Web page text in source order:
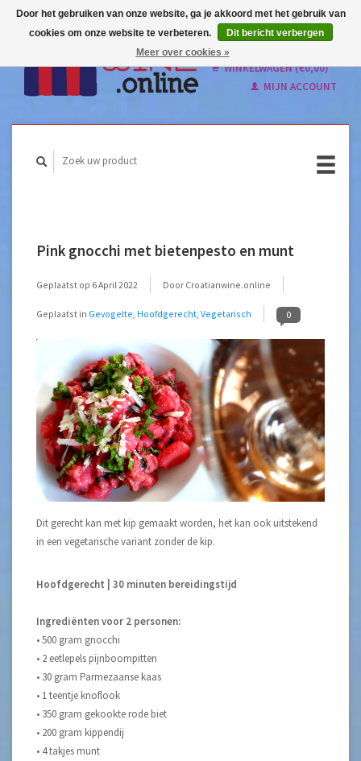
Nederlands
WINKELWAGEN (€0,00)
MIJN ACCOUNT
Pink gnocchi met bietenpesto en munt
Geplaatst op 6 April 2022 Door Croatianwine.online
Geplaatst in Gevogelte, Hoofdgerecht, Vegetarisch 0
Dit gerecht kan met kip gemaakt worden, het kan ook uitstekend
in een vegetarische variant zonder de kip.
Hoofdgerecht | 30 minuten bereidingstijd
Ingrediënten voor 2 personen:
• 500 gram gnocchi
• 2 eetlepels pijnboompitten
• 30 gram Parmezaanse kaas
• 1 teentje knoflook
• 350 gram gekookte rode biet
• 200 gram kippendij
• 4 takjes munt
Door het gebruiken van onze website, ga je akkoord met het gebruik van
cookies om onze website te verbeteren.
Dit bericht verbergen
Meer over cookies »